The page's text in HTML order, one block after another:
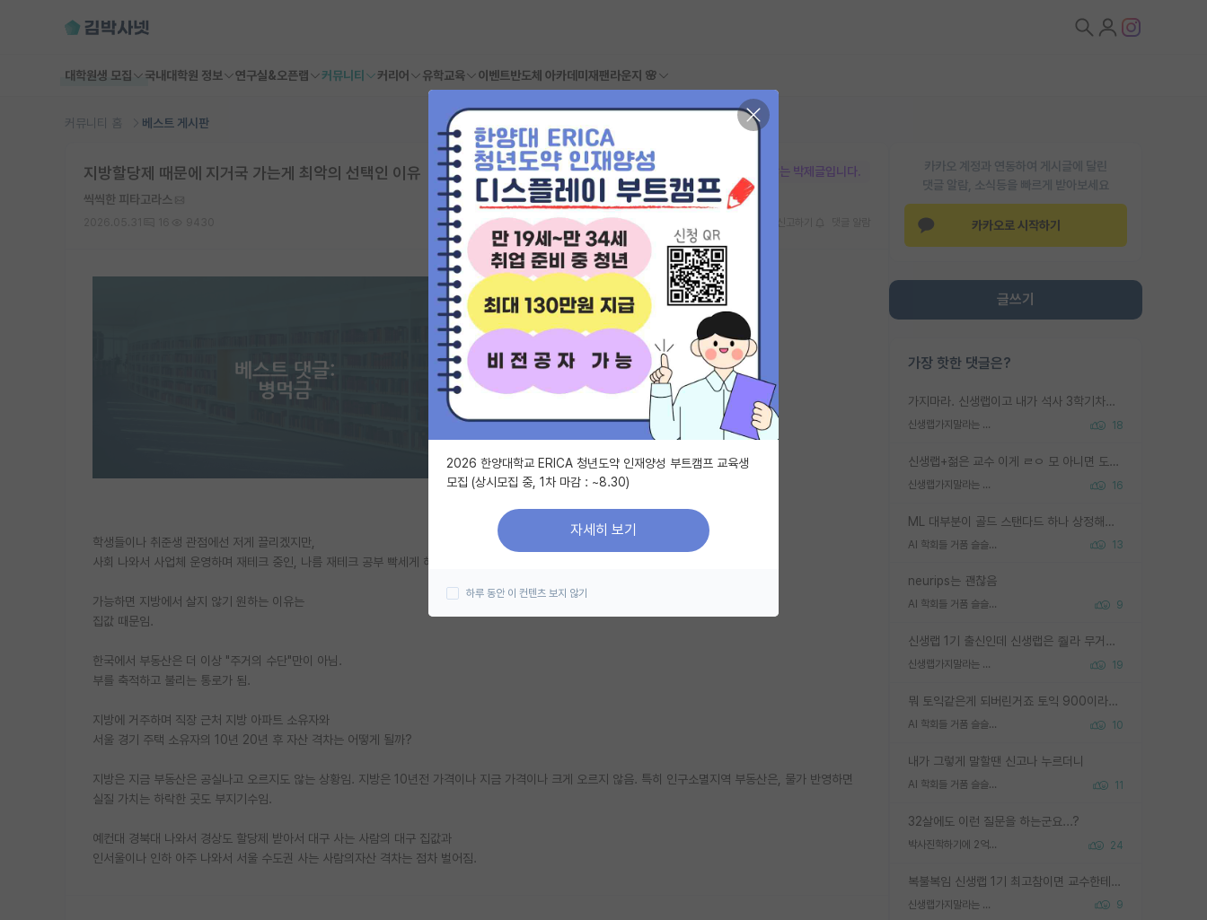
대학원생 모집 국내대학원 정보 연구실&오픈랩 커뮤니티 커리어 유학교육 이벤트반도체 아카데미 재팬라운지 🌸
커뮤니티 홈 베스트 게시판
카카오 계정과 연동하여 게시글에 달린
댓글 알람, 소식등을 빠르게 받아보세요
카카오로 시작하기
글쓰기
가장 핫한 댓글은?
가지마라. 신생랩이고 내가 석사 3학기차인데 최고참인데 나도 아무것도 모르는데 교수가 후배들 왜 논문 교육 안시키냐. 논문 왜 안 써오냐 닦달한다
신생랩가지말라는 이유가 있었구나 18
신생랩+젊은 교수 이게 ㄹㅇ 모 아니면 도인듯.
신생랩가지말라는 이유가 있었구나 16
ML 대부분이 골드 스탠다드 하나 상정해놓고 (벤치마크 데이터셋이 여러 개면 여러 개 상정) 그거 얼마나 잘 맞추나 싸움임 가끔 번뜩이는 설계 철학을 보여주는 논문들도 있지만 대부분 그거 성적 얼마나 더 올리느라에 혈안이 되어 있는 측면이 잇음
AI 학회들 거품 슬슬 지적이 나오네요 13
neurips는 괜찮음
AI 학회들 거품 슬슬 지적이 나오네요 9
신생랩 1기 출신인데 신생랩은 줠라 무거운 바벨 같은거임. 들면 대박인데 못들면 깔려 죽음. 아무도 알려주지 않는 환경에서 자생해야하지만, 일단 살아남았다면 그 어떤 사람보다 악착같고 생존력 높은 사람으로 거듭날 수 있음
신생랩가지말라는 이유가 있었구나 19
뭐 토익같은게 되버린거죠 토익 900이라고 영어잘하는건 아닙니다만 잘하는사람은 다 900을 넘는 그런
AI 학회들 거품 슬슬 지적이 나오네요 10
내가 그렇게 말할땐 신고나 누르더니
AI 학회들 거품 슬슬 지적이 나오네요 11
32살에도 이런 질문을 하는군요...?
박사진학하기에 2억은 괜찮은 (?) 정도의 경제력인가요 24
복불복임 신생랩 1기 최고참이면 교수한테 직접 지도받는 시간이 매우 많음 제대로 된 교수라면 말이지 그게 아니라면 그냥 넌 해방 불가능한 노예 1호에 감점쓰레기통이 되는거고
신생랩가지말라는 이유가 있었구나 9
본문이 수정되지 않는 박제글입니다.
지방할당제 때문에 지거국 가는게 최악의 선택인 이유
씩씩한 피타고라스
학생들이나 취준생 관점에선 저게 끌리겠지만,
사회 나와서 사업체 운영하며 재테크 중인, 나름 재테크 공부 빡세게 해 온 30대인 내 입장에선 좀 다른 생각임.
가능하면 지방에서 살지 않기 원하는 이유는
집값 때문임.
한국에서 부동산은 더 이상 "주거의 수단"만이 아님.
부를 축적하고 불리는 통로가 됨.
지방에 거주하며 직장 근처 지방 아파트 소유자와
서울 경기 주택 소유자의 10년 20년 후 자산 격차는 어떻게 될까?
지방은 지금 부동산은 공실나고 오르지도 않는 상황임. 지방은 10년전 가격이나 지금 가격이나 크게 오르지 않음. 특히 인구소멸지역 부동산은, 물가 반영하면
실질 가치는 하락한 곳도 부지기수임.
예컨대 경북대 나와서 경상도 할당제 받아서 대구 사는 사람의 대구 집값과
인서울이나 인하 아주 나와서 서울 수도권 사는 사람의자산 격차는 점차 벌어짐.
2026 한양대학교 ERICA 청년도약 인재양성 부트캠프 교육생
모집 (상시모집 중, 1차 마감 : ~8.30)
자세히 보기
하루 동안 이 컨텐츠 보지 않기